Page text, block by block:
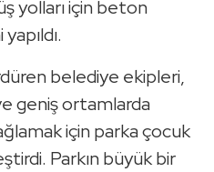
yolları için beton
belediye ekipleri,
geniş ortamlarda
için parka çocuk
Parkın büyük bir